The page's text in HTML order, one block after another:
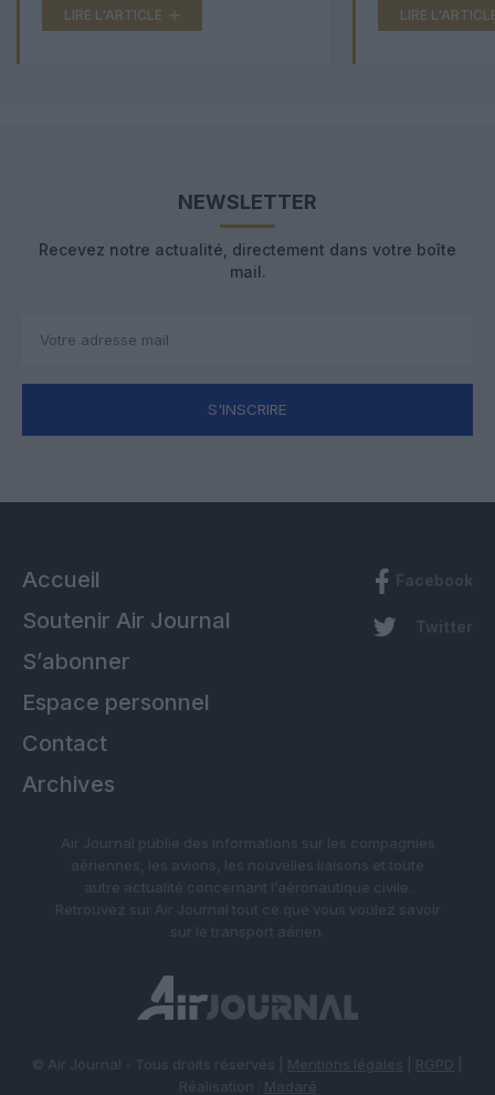
LIRE L'ARTICLE LIRE
NEWSLETTER
Recevez notre actualité, directement dans votre boîte
mail.
S'INSCRIRE
Accueil
Soutenir Air Journal
S’abonner
Espace personnel
Contact
Archives